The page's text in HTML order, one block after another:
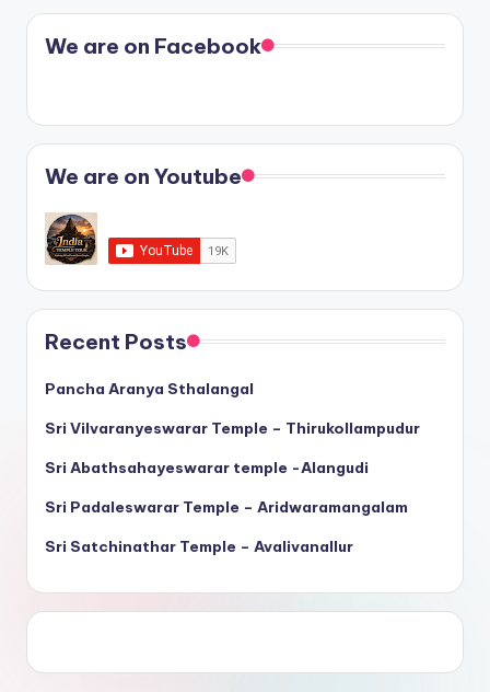
We are on Facebook
We are on Youtube
Recent Posts
Pancha Aranya Sthalangal
Sri Vilvaranyeswarar Temple – Thirukollampudur
Sri Abathsahayeswarar temple -Alangudi
Sri Padaleswarar Temple – Aridwaramangalam
Sri Satchinathar Temple – Avalivanallur